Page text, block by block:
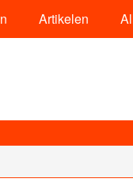
Artikelen